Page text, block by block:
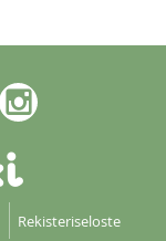
Rekisteriseloste